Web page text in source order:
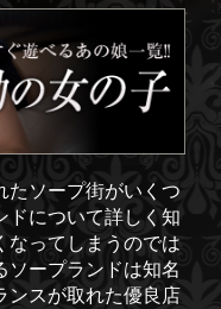
たソープ街がいくつ
ドについて詳しく知
なってしまうのでは
ソープランドは知名
ンスが取れた優良店